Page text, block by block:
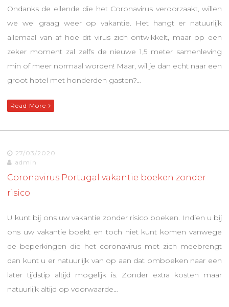
Ondanks de ellende die het Coronavirus veroorzaakt, willen
we wel graag weer op vakantie. Het hangt er natuurlijk
allemaal van af hoe dit virus zich ontwikkelt, maar op een
zeker moment zal zelfs de nieuwe 1,5 meter samenleving
min of meer normaal worden! Maar, wil je dan echt naar een
groot hotel met honderden gasten?…
Read More
27/03/2020
admin
Coronavirus Portugal vakantie boeken zonder
risico
U kunt bij ons uw vakantie zonder risico boeken. Indien u bij
ons uw vakantie boekt en toch niet kunt komen vanwege
de beperkingen die het coronavirus met zich meebrengt
dan kunt u er natuurlijk van op aan dat omboeken naar een
later tijdstip altijd mogelijk is. Zonder extra kosten maar
natuurlijk altijd op voorwaarde…